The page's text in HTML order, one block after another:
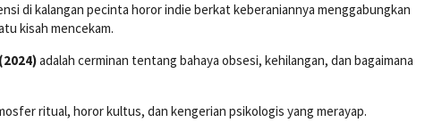
di kalangan pecinta horor indie berkat keberaniannya menggabungkan
kisah mencekam.
adalah cerminan tentang bahaya obsesi, kehilangan, dan bagaimana
ritual, horor kultus, dan kengerian psikologis yang merayap.